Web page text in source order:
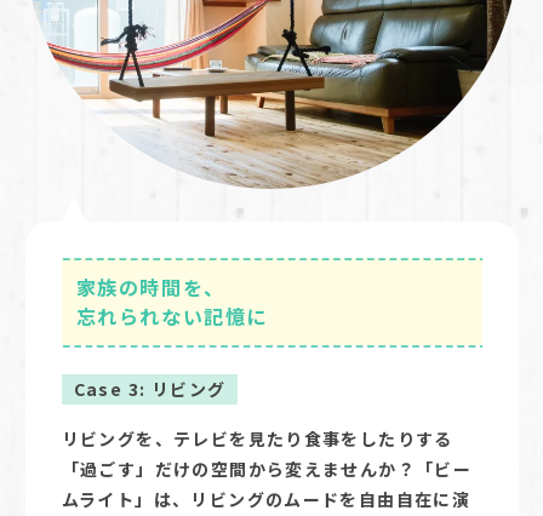
家族の時間を、
忘れられない記憶に
Case 3: リビング
リビングを、テレビを見たり食事をしたりする
「過ごす」だけの空間から変えませんか？「ビー
ムライト」は、リビングのムードを自由自在に演